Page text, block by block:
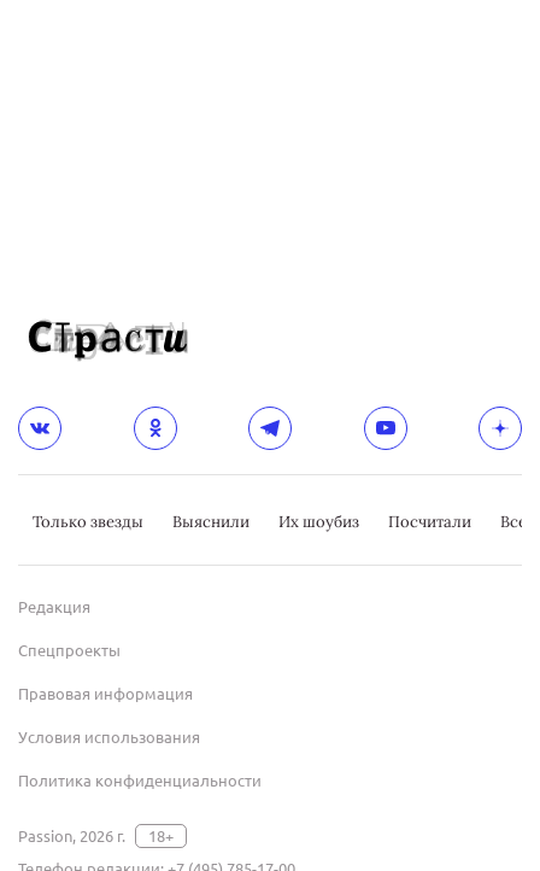
Только звезды Выяснили Их шоубиз Посчитали
Редакция
Спецпроекты
Правовая информация
Условия использования
Политика конфиденциальности
Passion, 2026 г.
18+